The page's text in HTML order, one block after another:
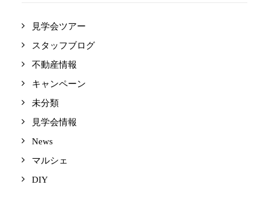
見学会ツアー
スタッフブログ
不動産情報
キャンペーン
未分類
見学会情報
News
マルシェ
DIY